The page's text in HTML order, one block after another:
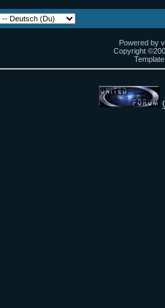
Powered by
Copyright